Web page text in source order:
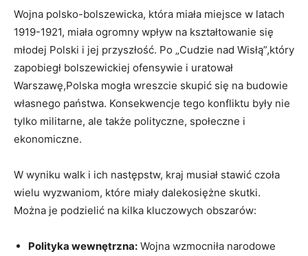
Wojna polsko-bolszewicka, która miała⁤ miejsce w latach
1919-1921,⁢ miała ogromny wpływ na​ kształtowanie się
młodej ​Polski i jej przyszłość. Po „Cudzie nad Wisłą”,który
zapobiegł bolszewickiej ⁢ofensywie i uratował
⁤Warszawę,Polska mogła wreszcie skupić się na budowie
własnego państwa. Konsekwencje tego konfliktu były nie
tylko militarne, ale także polityczne, społeczne i
ekonomiczne.
W wyniku walk i ich następstw, kraj musiał stawić czoła
wielu wyzwaniom, które ⁢miały dalekosiężne skutki.
Można je podzielić na kilka kluczowych obszarów:
Polityka ​wewnętrzna: Wojna wzmocniła narodowe